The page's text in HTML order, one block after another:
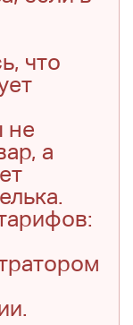
что
не
а